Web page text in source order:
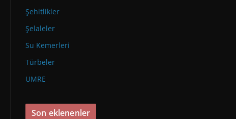
Şehitlikler
Şelaleler
Su Kemerleri
Türbeler
UMRE
Son eklenenler